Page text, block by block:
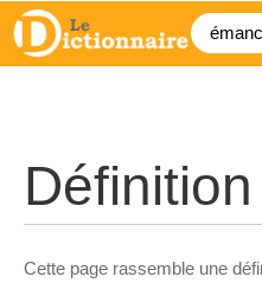
Définition
Cette page rassemble une